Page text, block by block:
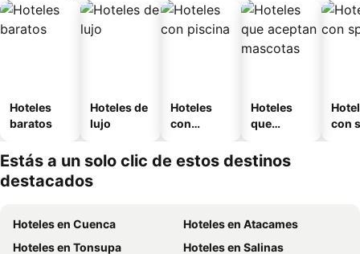
Hoteles
baratos
Hoteles de
lujo
Hoteles
con
Hoteles
que
mascotas
con
Estás a un solo clic de estos destinos
destacados
Hoteles en Cuenca
Hoteles en Atacames
Hoteles en Tonsupa
Hoteles en Salinas